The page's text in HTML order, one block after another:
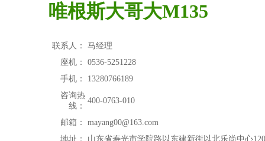
唯根斯大哥大M135
联系人：
马经理
座机：
0536-5251228
手机：
13280766189
咨询热
线：
400-0763-010
邮箱：
mayang00@163.com
地址：
山东省寿光市学院路以东建新街以北乐尚中心